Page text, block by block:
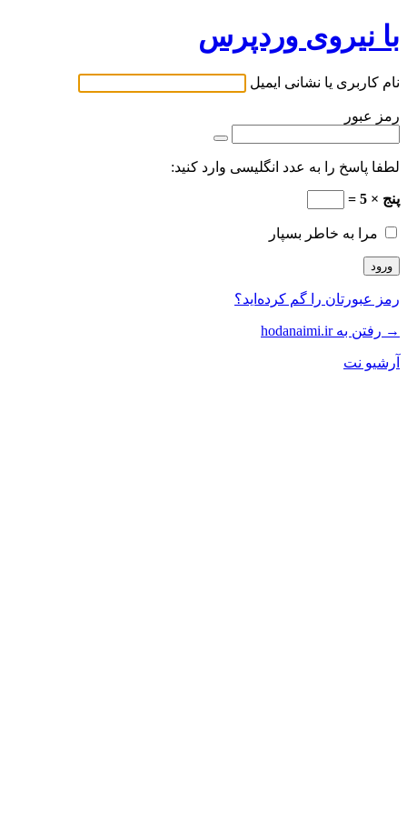
با نیروی وردپرس
نام کاربری یا نشانی ایمیل
رمز عبور
لطفا پاسخ را به عدد انگلیسی وارد کنید:
پنج × 5 =
مرا به خاطر بسپار
رمز عبورتان را گم کرده‌اید؟
→ رفتن به hodanaimi.ir
آرشیو نت